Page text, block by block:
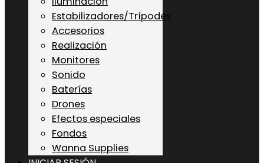
Estabilizadores/Trípodes
Accesorios
Realización
Monitores
Sonido
Baterías
Drones
Efectos especiales
Fondos
Wanna Supplies